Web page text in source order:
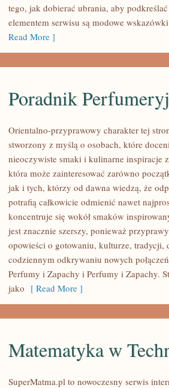
tego, jak dobierać ubrania, aby
elementem serwisu są modowe
Read More ]
PORADNIK
PERFUMERYJNY
Poradnik
Orientalno-przyprawowy charakter tej
stworzony z myślą o osobach, które
nieoczywiste smaki i kulinarne inspiracje
która może zainteresować zarówno
jak i tych, którzy od dawna wiedzą, że
potrafią całkowicie odmienić nawet
koncentruje się wokół smaków
jest znacznie szerszy, ponieważ
opowieści o gotowaniu, kulturze, tradycji,
codziennym odkrywaniu nowych
Perfumy i Zapachy i Perfumy i Zapachy.
jako [ Read More ]
Matematyka w
SuperMatma.pl to nowoczesny serwis